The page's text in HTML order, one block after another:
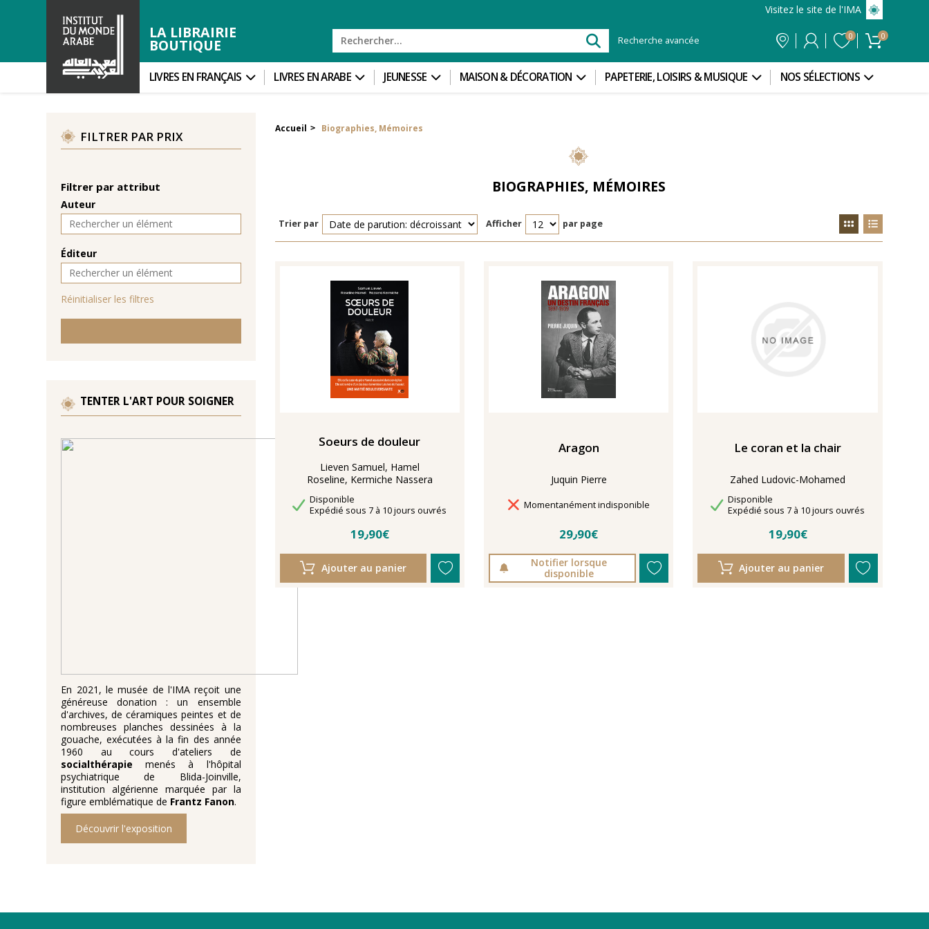
Visitez le site de l'IMA
LA LIBRAIRIE
BOUTIQUE Recherche avancée 0 0
LIVRES EN FRANÇAIS LIVRES EN ARABE JEUNESSE MAISON & DÉCORATION PAPETERIE, LOISIRS & MUSIQUE NOS SÉLECTIONS
FILTRER PAR PRIX
Filtrer par attribut
Auteur
Éditeur
Réinitialiser les filtres
TENTER L'ART POUR SOIGNER
En 2021, le musée de l'IMA reçoit une
généreuse donation : un ensemble
d'archives, de céramiques peintes et de
nombreuses planches dessinées à la
gouache, exécutées à la fin des année
1960 au cours d'ateliers de
socialthérapiemenés à l'hôpital
psychiatrique de Blida-Joinville,
institution algérienne marquée par la
figure emblématique de Frantz Fanon.
Découvrir l'exposition
Accueil > Biographies, Mémoires
BIOGRAPHIES, MÉMOIRES
Trier par Afficher par page
Soeurs de douleur
Lieven Samuel, Hamel
Roseline, Kermiche Nassera
Disponibilité
Disponible
Délais de livraison
Expédié sous 7 à 10 jours ouvrés
19٫90€
Ajouter au panier
Aragon
Juquin Pierre
Délais de livraison
Momentanément indisponible
29٫90€
Notifier lorsque
disponible
Le coran et la chair
Zahed Ludovic-Mohamed
Disponibilité
Disponible
Délais de livraison
Expédié sous 7 à 10 jours ouvrés
19٫90€
Ajouter au panier